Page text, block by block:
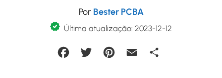
Por Bester PCBA
Última atualização: 2023-12-12
FacebookTwitter Pinterest Email